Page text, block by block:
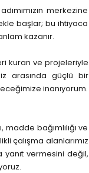
merkezine
başlar; bu ihtiyaca
kazanır.
kuran ve projeleriyle
arasında güçlü bir
inanıyorum.
bağımlılığı ve
çalışma alanlarımız
vermesini değil,